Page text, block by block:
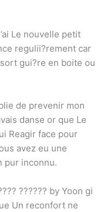
Le nouvelle petit
regulii?rement car
sort gui?re en boite ou
de prevenir mon
danse or que Le
Reagir face pour
avez eu une
pur inconnu.
?????? by Yoon gi
Un reconfort ne